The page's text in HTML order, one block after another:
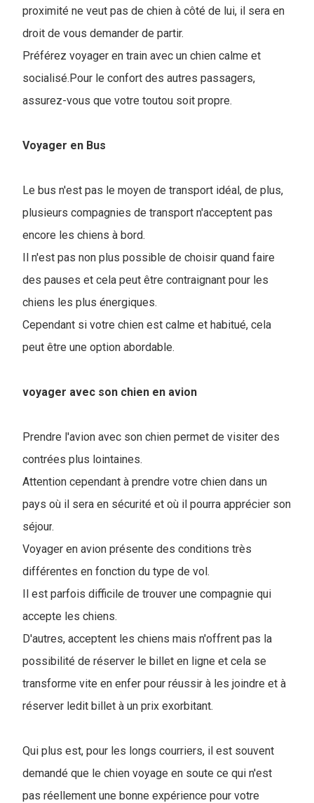
proximité ne veut pas de chien à côté de lui, il sera en
droit de vous demander de partir.
Préférez voyager en train avec un chien calme et
socialisé.Pour le confort des autres passagers,
assurez-vous que votre toutou soit propre.
Voyager en Bus
Le bus n'est pas le moyen de transport idéal, de plus,
plusieurs compagnies de transport n'acceptent pas
encore les chiens à bord.
Il n'est pas non plus possible de choisir quand faire
des pauses et cela peut être contraignant pour les
chiens les plus énergiques.
Cependant si votre chien est calme et habitué, cela
peut être une option abordable.
voyager avec son chien en avion
Prendre l'avion avec son chien permet de visiter des
contrées plus lointaines.
Attention cependant à prendre votre chien dans un
pays où il sera en sécurité et où il pourra apprécier son
séjour.
Voyager en avion présente des conditions très
différentes en fonction du type de vol.
Il est parfois difficile de trouver une compagnie qui
accepte les chiens.
D'autres, acceptent les chiens mais n'offrent pas la
possibilité de réserver le billet en ligne et cela se
transforme vite en enfer pour réussir à les joindre et à
réserver ledit billet à un prix exorbitant.
Qui plus est, pour les longs courriers, il est souvent
demandé que le chien voyage en soute ce qui n'est
pas réellement une bonne expérience pour votre